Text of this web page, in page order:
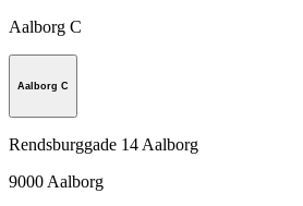
Aalborg C
Aalborg C
Rendsburggade 14 Aalborg
9000 Aalborg